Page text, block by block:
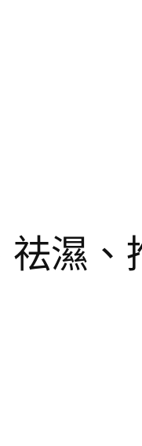
濕